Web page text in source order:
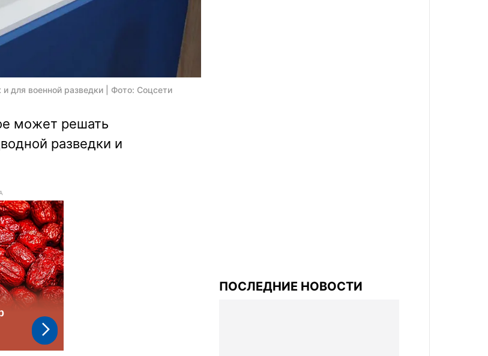
для военной разведки | Фото: Соцсети
может решать
разведки и
ПОСЛЕДНИЕ НОВОСТИ